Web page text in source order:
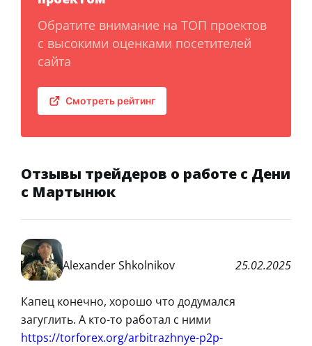
Обратите внимание на ТОП проектов
с высокими оценками посетителей
сайта
Смотреть рейтинг
Отзывы трейдеров о работе с Дени
с Мартынюк
Alexander Shkolnikov 25.02.2025
Капец конечно, хорошо что додумался
загуглить. А кто-то работал с ними
https://torforex.org/arbitrazhnye-p2p-